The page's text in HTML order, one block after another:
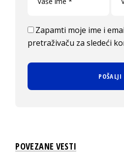
Zapamti moje ime i
pretraživaču za sledeći
POVEZANE VESTI